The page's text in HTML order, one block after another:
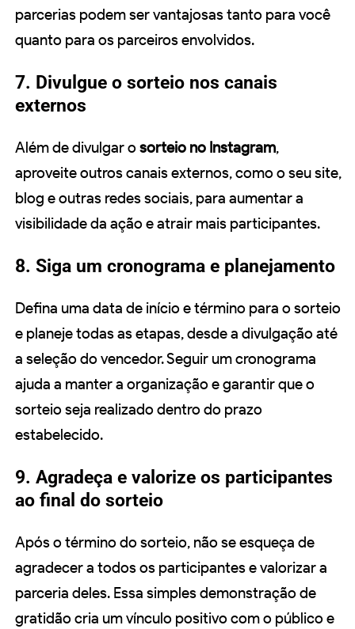
parcerias podem ser vantajosas tanto para você
quanto para os parceiros envolvidos.
7. Divulgue o sorteio nos canais
externos
Além de divulgar o sorteio no Instagram,
aproveite outros canais externos, como o seu site,
blog e outras redes sociais, para aumentar a
visibilidade da ação e atrair mais participantes.
8. Siga um cronograma e planejamento
Defina uma data de início e término para o sorteio
e planeje todas as etapas, desde a divulgação até
a seleção do vencedor. Seguir um cronograma
ajuda a manter a organização e garantir que o
sorteio seja realizado dentro do prazo
estabelecido.
9. Agradeça e valorize os participantes
ao final do sorteio
Após o término do sorteio, não se esqueça de
agradecer a todos os participantes e valorizar a
parceria deles. Essa simples demonstração de
gratidão cria um vínculo positivo com o público e